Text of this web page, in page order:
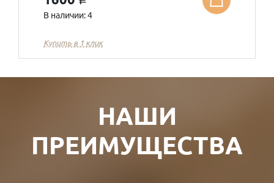
В наличии: 4
Купить в 1 клик
НАШИ
ПРЕИМУЩЕСТВА